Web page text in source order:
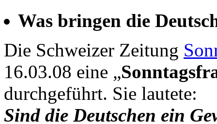
Was bringen die
Die Schweizer Zeitung
16.03.08 eine „
durchgeführt. Sie lautete:
Sind die Deutschen ein